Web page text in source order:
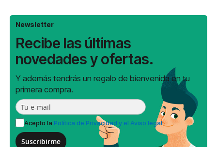
Newsletter
Recibe las últimas
novedades y ofertas.
Y además tendrás un regalo de bienvenida en tu
primera compra.
Acepto la Política de Privacidad y el Aviso legal
Suscribirme